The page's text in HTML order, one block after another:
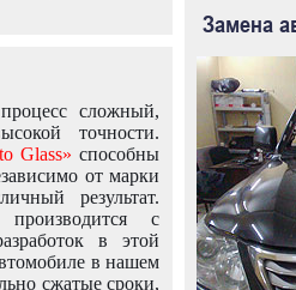
сложный,
точности.
Glass» способны
от марки
результат.
с
в этой
в нашем
сжатые сроки,
Замена